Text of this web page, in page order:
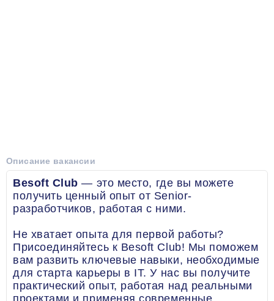
Описание вакансии
Besoft Club — это место, где вы можете
получить ценный опыт от Senior-
разработчиков, работая с ними.
Не хватает опыта для первой работы?
Присоединяйтесь к Besoft Club! Мы поможем
вам развить ключевые навыки, необходимые
для старта карьеры в IT. У нас вы получите
практический опыт, работая над реальными
проектами и применяя современные